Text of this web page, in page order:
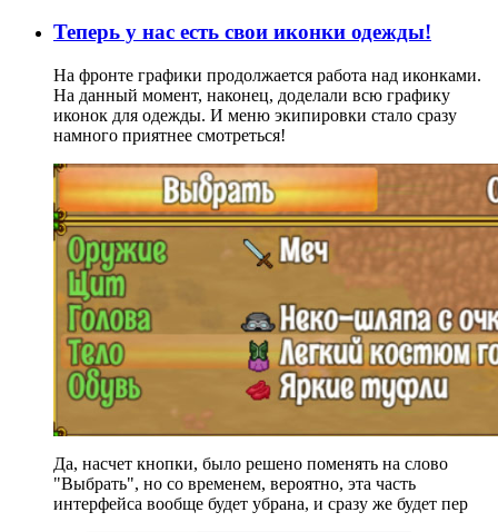
Теперь у нас есть свои иконки одежды!
На фронте графики продолжается работа над иконками.
На данный момент, наконец, доделали всю графику
иконок для одежды. И меню экипировки стало сразу
намного приятнее смотреться!
Да, насчет кнопки, было решено поменять на слово
"Выбрать", но со временем, вероятно, эта часть
интерфейса вообще будет убрана, и сразу же будет пер